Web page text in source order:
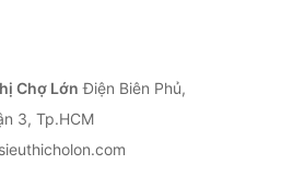
Chợ Lớn Điện Biên Phủ,
3, Tp.HCM